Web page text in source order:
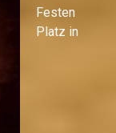
Festen
Platz in